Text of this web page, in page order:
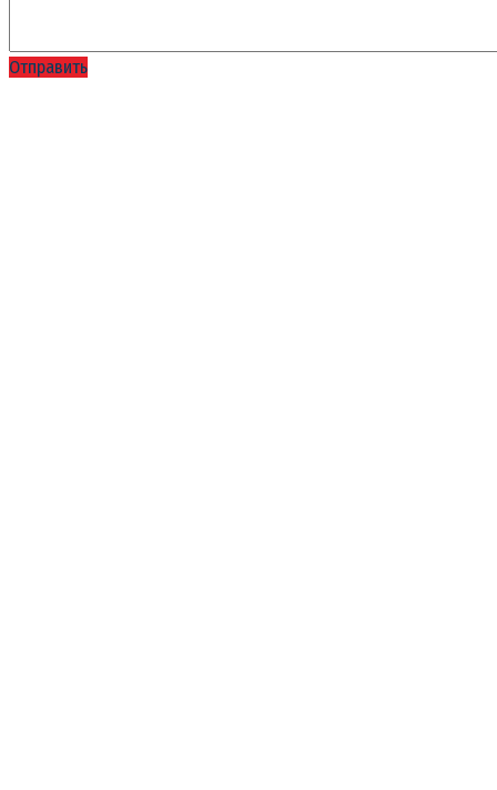
Отправить